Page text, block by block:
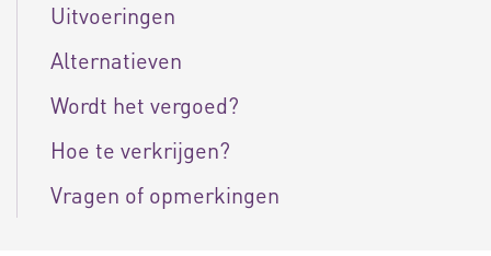
Uitvoeringen
Alternatieven
Wordt het vergoed?
Hoe te verkrijgen?
Vragen of opmerkingen